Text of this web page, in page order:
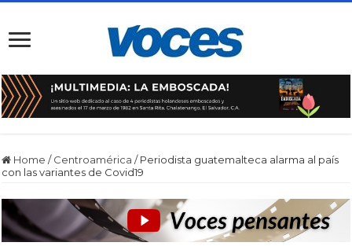
Home / Centroamérica / Periodista guatemalteca alarma al país
con las variantes de Covid19